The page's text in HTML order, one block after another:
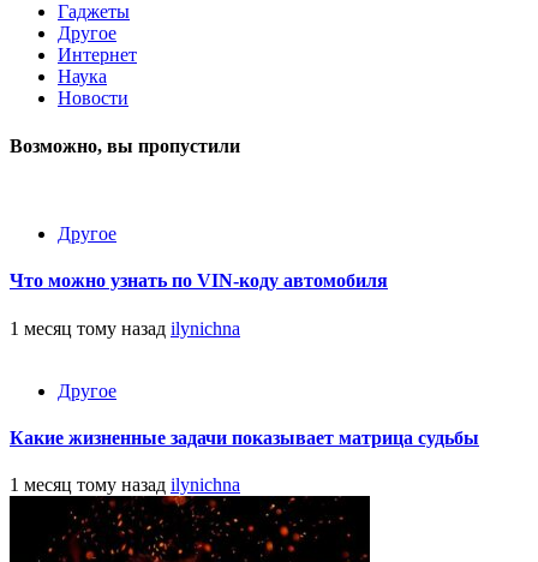
Гаджеты
Другое
Интернет
Наука
Новости
Возможно, вы пропустили
Другое
Что можно узнать по VIN-коду автомобиля
1 месяц тому назад ilynichna
Другое
Какие жизненные задачи показывает матрица судьбы
1 месяц тому назад ilynichna